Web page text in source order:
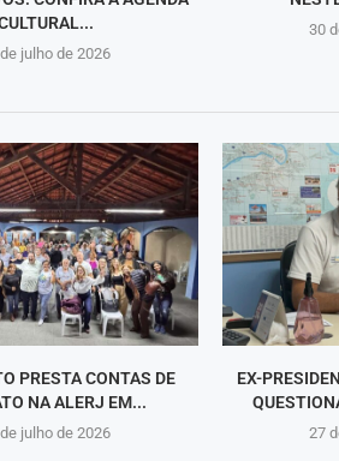
julho de 2026
30
PRESTA CONTAS DE
NA ALERJ EM...
julho de 2026
EX-
27